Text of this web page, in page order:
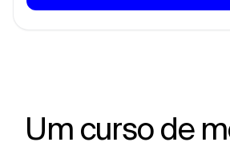
Um curso de